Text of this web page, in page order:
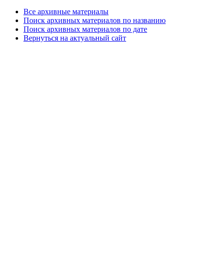
Все архивные материалы
Поиск архивных материалов по названию
Поиск архивных материалов по дате
Вернуться на актуальный сайт